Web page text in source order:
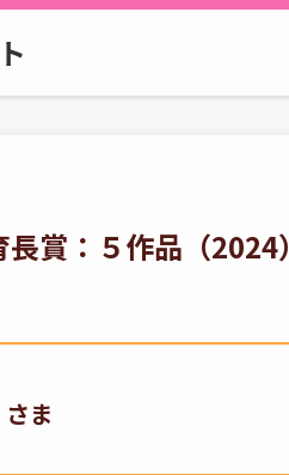
賞：５作品（2024）
ま